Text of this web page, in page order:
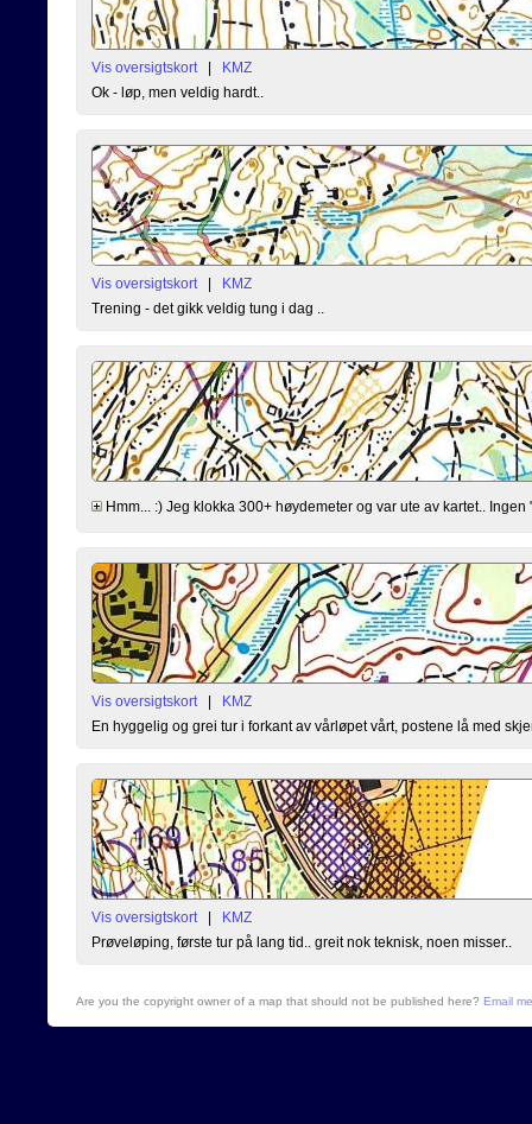
Vis oversigtskort |
KMZ
Ok - løp, men veldig hardt..
Vis oversigtskort |
KMZ
Trening - det gikk veldig tung i dag ..
Hmm... :) Jeg klokka 300+ høydemeter og var ute av kartet..
Vis oversigtskort |
KMZ
En hyggelig og grei tur i forkant av vårløpet vårt, postene lå med
Vis oversigtskort |
KMZ
Prøveløping, første tur på lang tid.. greit nok teknisk, noen misser..
Are you the copyright owner of a map that should not be published here? Email me